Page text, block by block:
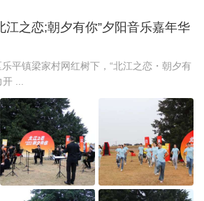
江之恋;朝夕有你”夕阳音乐嘉年华
平镇梁家村网红树下，“北江之恋・朝夕有
开 ...